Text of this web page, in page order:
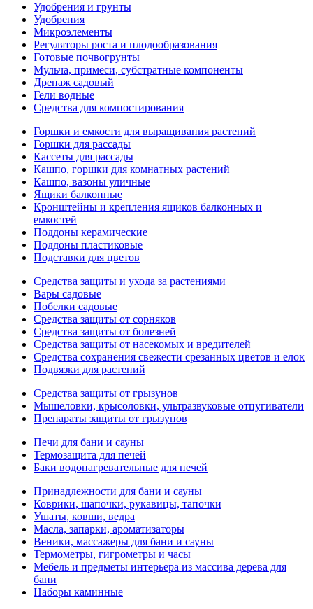
Удобрения и грунты
Удобрения
Микроэлементы
Регуляторы роста и плодообразования
Готовые почвогрунты
Мульча, примеси, субстратные компоненты
Дренаж садовый
Гели водные
Средства для компостирования
Горшки и емкости для выращивания растений
Горшки для рассады
Кассеты для рассады
Кашпо, горшки для комнатных растений
Кашпо, вазоны уличные
Ящики балконные
Кронштейны и крепления ящиков балконных и
емкостей
Поддоны керамические
Поддоны пластиковые
Подставки для цветов
Средства защиты и ухода за растениями
Вары садовые
Побелки садовые
Средства защиты от сорняков
Средства защиты от болезней
Средства защиты от насекомых и вредителей
Средства сохранения свежести срезанных цветов и елок
Подвязки для растений
Средства защиты от грызунов
Мышеловки, крысоловки, ультразвуковые отпугиватели
Препараты защиты от грызунов
Печи для бани и сауны
Термозащита для печей
Баки водонагревательные для печей
Принадлежности для бани и сауны
Коврики, шапочки, рукавицы, тапочки
Ушаты, ковши, ведра
Масла, запарки, ароматизаторы
Веники, массажеры для бани и сауны
Термометры, гигрометры и часы
Мебель и предметы интерьера из массива дерева для
бани
Наборы каминные